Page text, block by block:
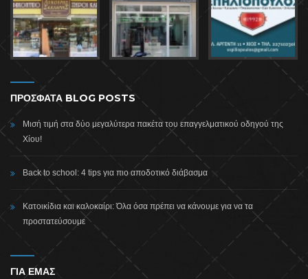
ΠΡΟΣΦΑΤΑ BLOG POSTS
Μισή τιμή στα δύο μεγαλύτερα πακέτα του επαγγελματικού οδηγού της
Χίου!
Back to school: 4 tips για πιο αποδοτικό διάβασμα
Κατοικίδια και καλοκαίρι: Όλα όσα πρέπει να κάνουμε για να τα
προστατεύσουμε
ΓΙΑ ΕΜΑΣ